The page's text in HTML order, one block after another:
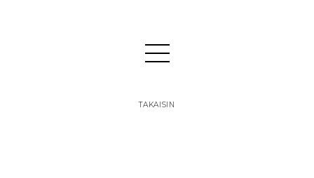
TAKAISIN